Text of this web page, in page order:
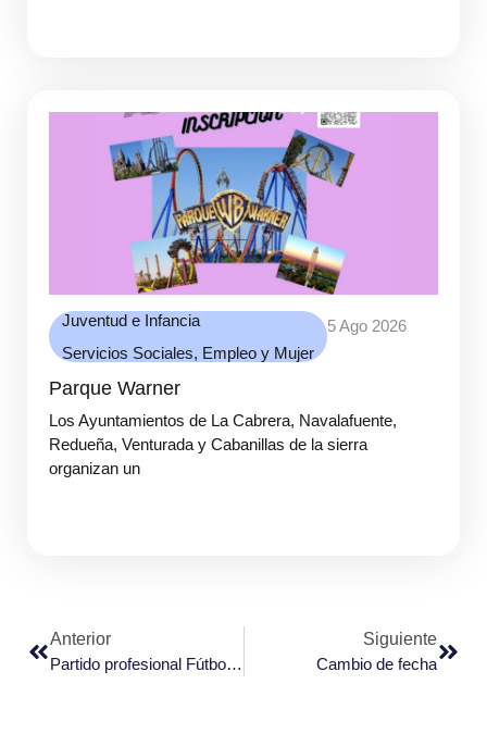
Juventud e Infancia
Servicios Sociales, Empleo y Mujer
5 Ago 2026
Parque Warner
Los Ayuntamientos de La Cabrera, Navalafuente,
Redueña, Venturada y Cabanillas de la sierra
organizan un
Anterior
Partido profesional Fútbol Sala
Siguiente
Cambio de fecha